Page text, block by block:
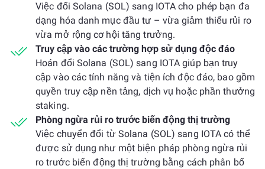
Việc đổi Solana (SOL) sang IOTA cho phép bạn đa
dạng hóa danh mục đầu tư – vừa giảm thiểu rủi ro
vừa mở rộng cơ hội tăng trưởng.
Truy cập vào các trường hợp sử dụng độc đáo
Hoán đổi Solana (SOL) sang IOTA giúp bạn truy
cập vào các tính năng và tiện ích độc đáo, bao gồm
quyền truy cập nền tảng, dịch vụ hoặc phần thưởng
staking.
Phòng ngừa rủi ro trước biến động thị trường
Việc chuyển đổi từ Solana (SOL) sang IOTA có thể
được sử dụng như một biện pháp phòng ngừa rủi
ro trước biến động thị trường bằng cách phân bổ